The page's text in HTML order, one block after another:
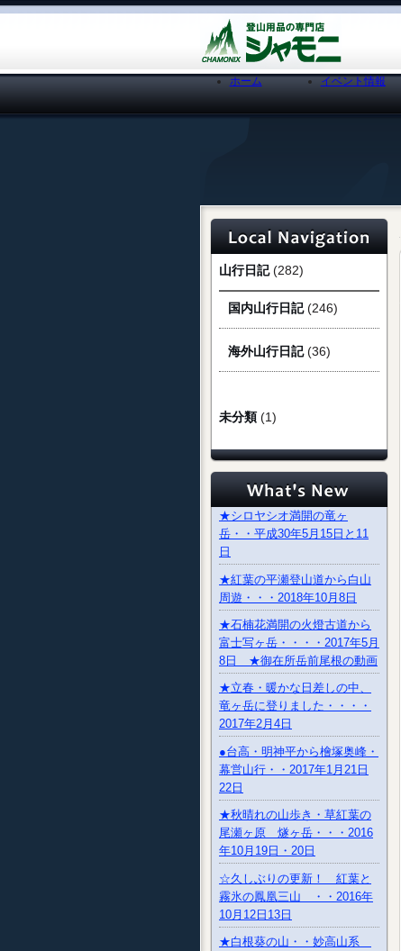
ホーム イベント情報
山行日記(282)
国内山行日記(246)
海外山行日記(36)
未分類(1)
★シロヤシオ満開の竜ヶ
岳・・平成30年5月15日と11
日
★紅葉の平瀬登山道から白山
周遊・・・2018年10月8日
★石楠花満開の火燈古道から
富士写ヶ岳・・・・2017年5月
8日 ★御在所岳前尾根の動画
★立春・暖かな日差しの中、
竜ヶ岳に登りました・・・・
2017年2月4日
●台高・明神平から檜塚奥峰・
幕営山行・・2017年1月21日
22日
★秋晴れの山歩き・草紅葉の
尾瀬ヶ原 燧ヶ岳・・・2016
年10月19日・20日
☆久しぶりの更新！ 紅葉と
霧氷の鳳凰三山 ・・2016年
10月12日13日
★白根葵の山・・妙高山系